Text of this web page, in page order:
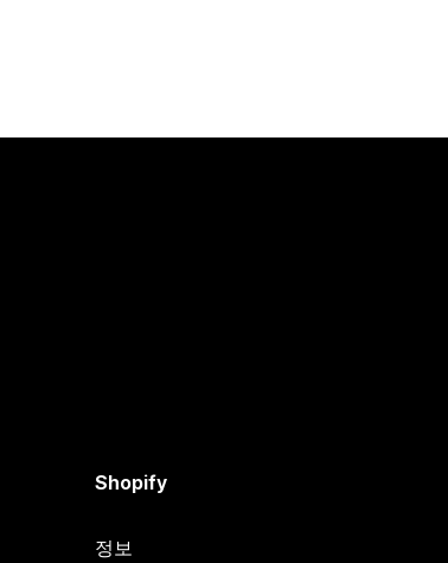
Shopify
정보